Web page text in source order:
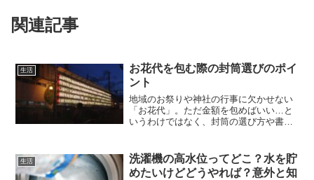
関連記事
生活
お花代を包む際の封筒選びのポイ
ント
地域のお祭りや神社の行事に欠かせない
「お花代」。ただ金額を包めばいい…と
いうわけではなく、封筒の選び方や書き
「どんな封筒を使えばいいの？」「金額
はどのくらい？」と戸惑うこ...
生活
洗濯機の高水位ってどこ？水を貯
めたいけどどうやれば？意外と知